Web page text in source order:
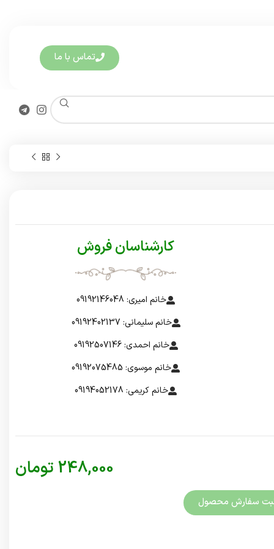
تماس با ما
کارشناسان فروش
خانم امیری: 09192146048
خانم سلیمانی: 09192402137
خانم احمدی: 09192507146
خانم موسوی: 09192075485
خانم کریمی: 09194052178
248,000 تومان
سفارش محصول